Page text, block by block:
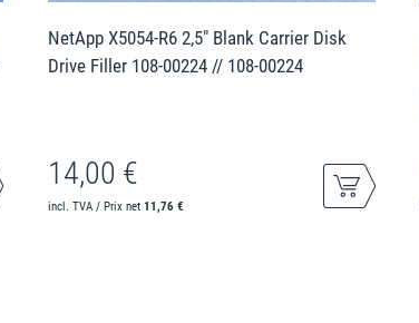
NetApp X5054-R6 2,5" Blank Carrier Disk
Drive Filler 108-00224 // 108-00224
14,00 €
incl. TVA / Prix net11,76 €